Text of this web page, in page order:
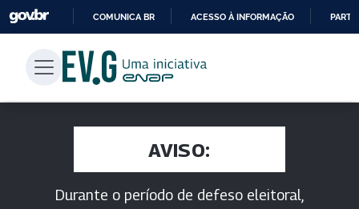
PARA
CONTEÚDO
COMUNICA BR ACESSO À INFORMAÇÃO
AVISO:
Durante o período de defeso eleitoral,